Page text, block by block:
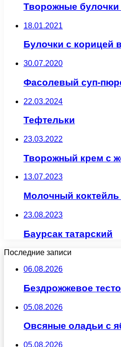
Творожные булочки
18.01.2021
Булочки с корицей
30.07.2020
Фасолевый суп-
22.03.2024
Тефтельки
23.03.2022
Творожный крем с
13.07.2023
Молочный коктейль
23.08.2023
Баурсак татарский
Последние записи
06.08.2026
Бездрожжевое
05.08.2026
Овсяные оладьи с
05.08.2026